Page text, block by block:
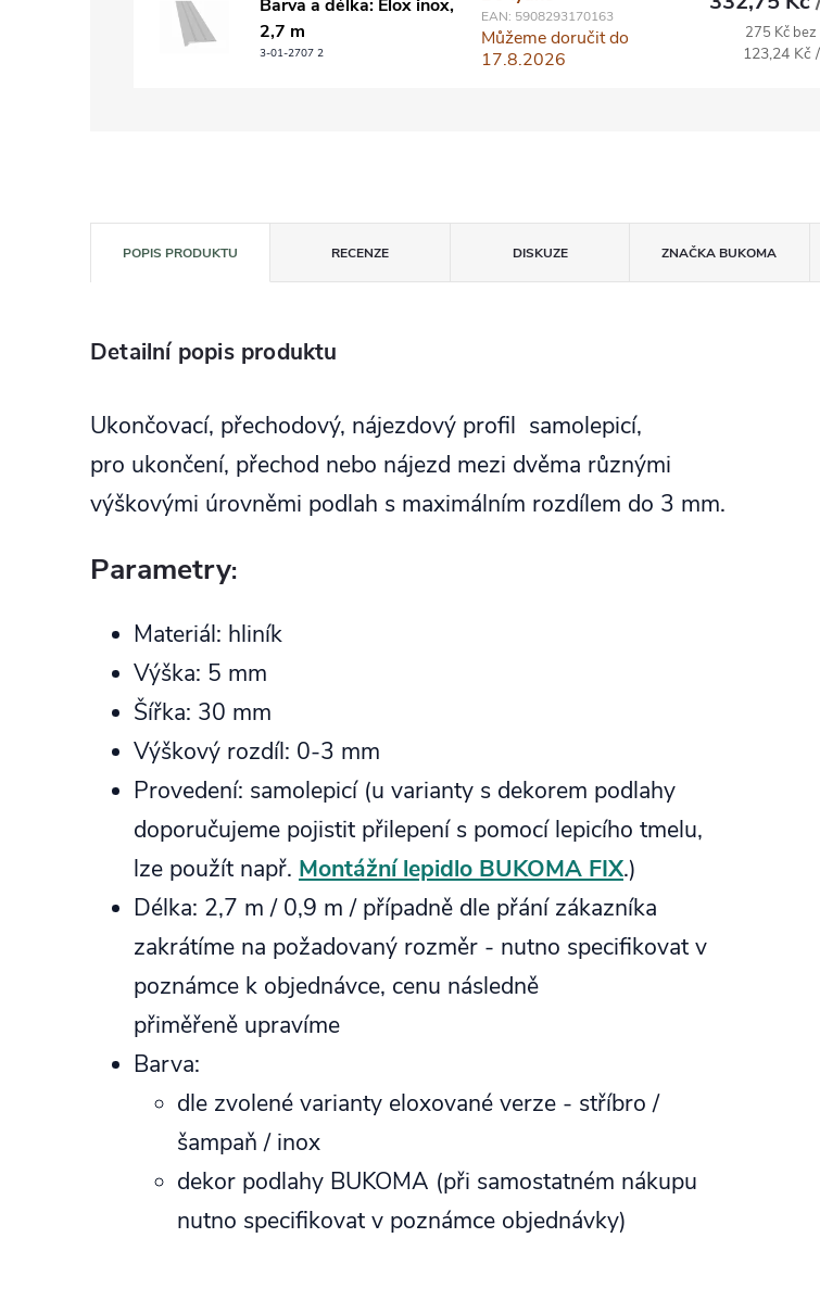
Barva a délka: Elox inox,
2,7 m
3-01-2707 2
EAN: 5908293170163
Můžeme doručit do
17.8.2026
275 Kč bez
Měrná cena:
123,24 Kč
POPIS PRODUKTU RECENZE DISKUZE ZNAČKA BUKOMA
Detailní popis produktu
Ukončovací, přechodový, nájezdový profil samolepicí,
pro ukončení, přechod nebo nájezd mezi dvěma různými
výškovými úrovněmi podlah s maximálním rozdílem do 3 mm.
Parametry:
Materiál: hliník
Výška: 5 mm
Šířka: 30 mm
Výškový rozdíl: 0-3 mm
Provedení: samolepicí (u varianty s dekorem podlahy
doporučujeme pojistit přilepení s pomocí lepicího tmelu,
lze použít např. Montážní lepidlo BUKOMA FIX.)
Délka: 2,7 m / 0,9 m / případně dle přání zákazníka
zakrátíme na požadovaný rozměr - nutno specifikovat v
poznámce k objednávce, cenu následně
přiměřeně upravíme
Barva:
dle zvolené varianty eloxované verze - stříbro /
šampaň / inox
dekor podlahy BUKOMA (při samostatném nákupu
nutno specifikovat v poznámce objednávky)